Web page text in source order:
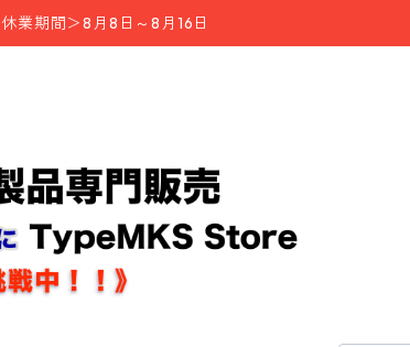
業期間＞8月8日～8月16日